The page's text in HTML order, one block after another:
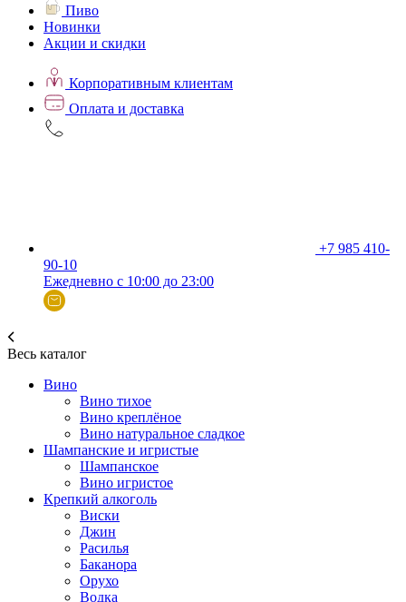
Пиво
Новинки
Акции и скидки
Корпоративным клиентам
Оплата и доставка
+7 985 410-
90-10
Ежедневно с 10:00 до 23:00
Весь каталог
Вино
Вино тихое
Вино креплёное
Вино натуральное сладкое
Шампанские и игристые
Шампанское
Вино игристое
Крепкий алкоголь
Виски
Джин
Расилья
Баканора
Орухо
Водка